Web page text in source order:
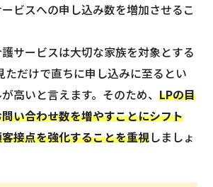
ビスへの申し込み数を増加させるこ
サービスは大切な家族を対象とする
ただけで直ちに申し込みに至るとい
高いと言えます。そのため、LPの目
い合わせ数を増やすことにシフト
接点を強化することを重視しましょ